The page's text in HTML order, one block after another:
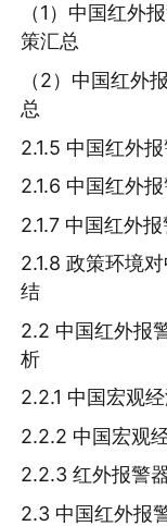
（1）中国红外
策汇总
（2）中国红外
总
2.1.5 中国红外
2.1.6 中国红外
2.1.7 中国红外
2.1.8 政策环境
结
2.2 中国红外报
析
2.2.1 中国宏观
2.2.2 中国宏观
2.2.3 红外报警
2.3 中国红外报